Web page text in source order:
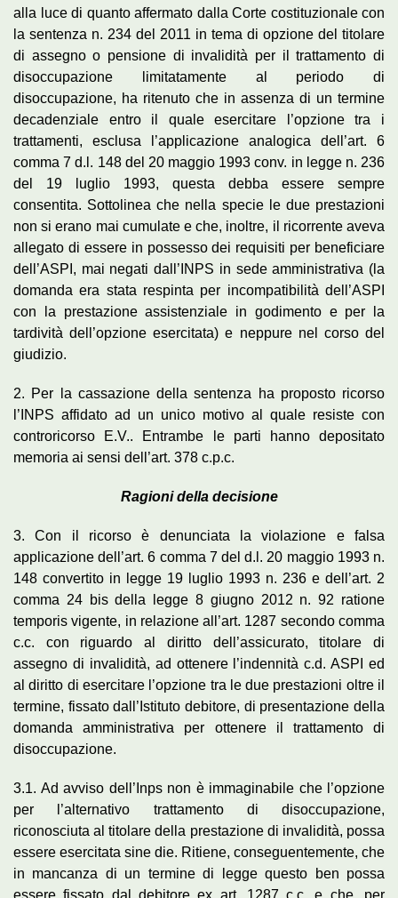
alla luce di quanto affermato dalla Corte costituzionale con
la sentenza n. 234 del 2011 in tema di opzione del titolare
di assegno o pensione di invalidità per il trattamento di
disoccupazione limitatamente al periodo di
disoccupazione, ha ritenuto che in assenza di un termine
decadenziale entro il quale esercitare l’opzione tra i
trattamenti, esclusa l’applicazione analogica dell’art. 6
comma 7 d.l. 148 del 20 maggio 1993 conv. in legge n. 236
del 19 luglio 1993, questa debba essere sempre
consentita. Sottolinea che nella specie le due prestazioni
non si erano mai cumulate e che, inoltre, il ricorrente aveva
allegato di essere in possesso dei requisiti per beneficiare
dell’ASPI, mai negati dall’INPS in sede amministrativa (la
domanda era stata respinta per incompatibilità dell’ASPI
con la prestazione assistenziale in godimento e per la
tardività dell’opzione esercitata) e neppure nel corso del
giudizio.
2. Per la cassazione della sentenza ha proposto ricorso
l’INPS affidato ad un unico motivo al quale resiste con
controricorso E.V.. Entrambe le parti hanno depositato
memoria ai sensi dell’art. 378 c.p.c.
Ragioni della decisione
3. Con il ricorso è denunciata la violazione e falsa
applicazione dell’art. 6 comma 7 del d.l. 20 maggio 1993 n.
148 convertito in legge 19 luglio 1993 n. 236 e dell’art. 2
comma 24 bis della legge 8 giugno 2012 n. 92 ratione
temporis vigente, in relazione all’art. 1287 secondo comma
c.c. con riguardo al diritto dell’assicurato, titolare di
assegno di invalidità, ad ottenere l’indennità c.d. ASPI ed
al diritto di esercitare l’opzione tra le due prestazioni oltre il
termine, fissato dall’Istituto debitore, di presentazione della
domanda amministrativa per ottenere il trattamento di
disoccupazione.
3.1. Ad avviso dell’Inps non è immaginabile che l’opzione
per l’alternativo trattamento di disoccupazione,
riconosciuta al titolare della prestazione di invalidità, possa
essere esercitata sine die. Ritiene, conseguentemente, che
in mancanza di un termine di legge questo ben possa
essere fissato dal debitore ex art. 1287 c.c. e che, per